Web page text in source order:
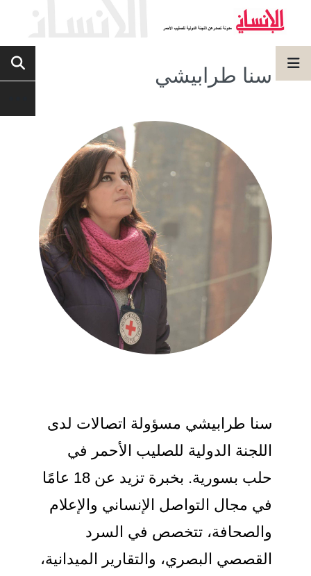
سنا طرابيشي
سنا طرابيشي مسؤولة اتصالات لدى
اللجنة الدولية للصليب الأحمر في
حلب بسورية. بخبرة تزيد عن 18 عامًا
في مجال التواصل الإنساني والإعلام
والصحافة، تتخصص في السرد
القصصي البصري، والتقارير الميدانية،